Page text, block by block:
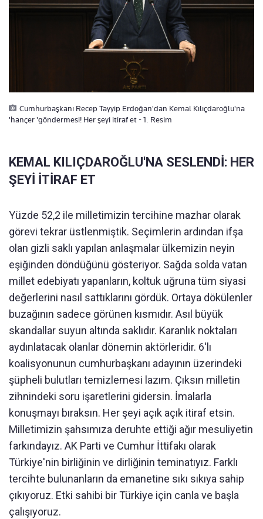
Cumhurbaşkanı Recep Tayyip Erdoğan'dan Kemal Kılıçdaroğlu'na
'hançer 'göndermesi! Her şeyi itiraf et - 1. Resim
KEMAL KILIÇDAROĞLU'NA SESLENDİ: HER
ŞEYİ İTİRAF ET
Yüzde 52,2 ile milletimizin tercihine mazhar olarak
görevi tekrar üstlenmiştik. Seçimlerin ardından ifşa
olan gizli saklı yapılan anlaşmalar ülkemizin neyin
eşiğinden döndüğünü gösteriyor. Sağda solda vatan
millet edebiyatı yapanların, koltuk uğruna tüm siyasi
değerlerini nasıl sattıklarını gördük. Ortaya dökülenler
buzağının sadece görünen kısmıdır. Asıl büyük
skandallar suyun altında saklıdır. Karanlık noktaları
aydınlatacak olanlar dönemin aktörleridir. 6'lı
koalisyonunun cumhurbaşkanı adayının üzerindeki
şüpheli bulutları temizlemesi lazım. Çıksın milletin
zihnindeki soru işaretlerini gidersin. İmalarla
konuşmayı bıraksın. Her şeyi açık açık itiraf etsin.
Milletimizin şahsımıza deruhte ettiği ağır mesuliyetin
farkındayız. AK Parti ve Cumhur İttifakı olarak
Türkiye'nin birliğinin ve dirliğinin teminatıyız. Farklı
tercihte bulunanların da emanetine sıkı sıkıya sahip
çıkıyoruz. Etki sahibi bir Türkiye için canla ve başla
çalışıyoruz.